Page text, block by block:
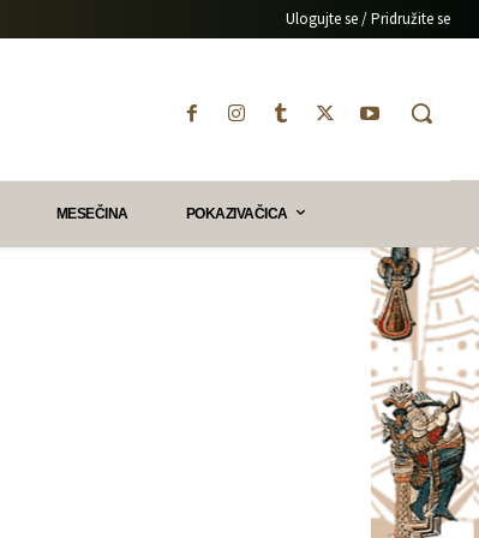
Ulogujte se / Pridružite se
MESEČINA POKAZIVAČICA